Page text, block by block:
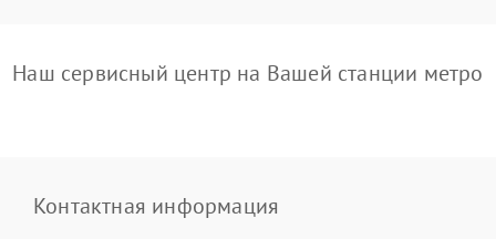
Наш сервисный центр на Вашей станции метро
Контактная информация